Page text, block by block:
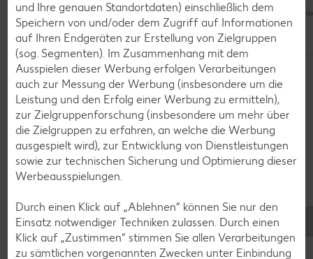
Unkompliziert
Vegan
Weitere Rezepte entdecken
Zurück zum Küchenlexikon
Das könnte dich auch
interessieren
und Ihre genauen Standortdaten) einschließlich dem
Speichern von und/oder dem Zugriff auf Informationen
auf Ihren Endgeräten zur Erstellung von Zielgruppen
(sog. Segmenten). Im Zusammenhang mit dem
Ausspielen dieser Werbung erfolgen Verarbeitungen
auch zur Messung der Werbung (insbesondere um die
Leistung und den Erfolg einer Werbung zu ermitteln),
zur Zielgruppenforschung (insbesondere um mehr über
die Zielgruppen zu erfahren, an welche die Werbung
ausgespielt wird), zur Entwicklung von Dienstleistungen
sowie zur technischen Sicherung und Optimierung dieser
Werbeausspielungen.
Durch einen Klick auf „Ablehnen“ können Sie nur den
Einsatz notwendiger Techniken zulassen. Durch einen
Klick auf „Zustimmen“ stimmen Sie allen Verarbeitungen
zu sämtlichen vorgenannten Zwecken unter Einbindung